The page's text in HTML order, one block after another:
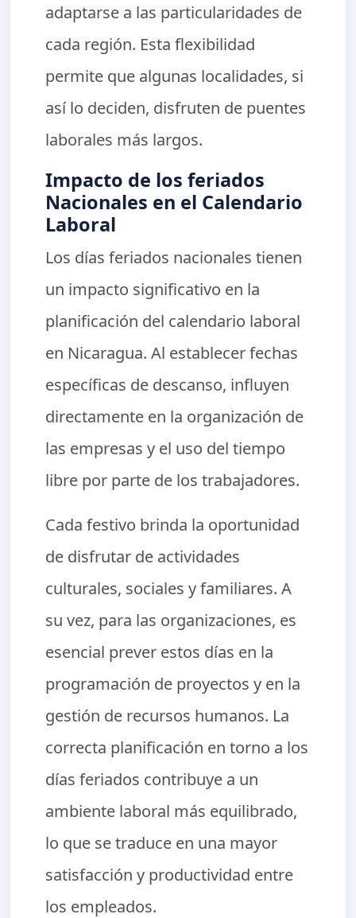
adaptarse a las particularidades de
cada región. Esta flexibilidad
permite que algunas localidades, si
así lo deciden, disfruten de puentes
laborales más largos.
Impacto de los feriados
Nacionales en el Calendario
Laboral
Los días feriados nacionales tienen
un impacto significativo en la
planificación del calendario laboral
en Nicaragua. Al establecer fechas
específicas de descanso, influyen
directamente en la organización de
las empresas y el uso del tiempo
libre por parte de los trabajadores.
Cada festivo brinda la oportunidad
de disfrutar de actividades
culturales, sociales y familiares. A
su vez, para las organizaciones, es
esencial prever estos días en la
programación de proyectos y en la
gestión de recursos humanos. La
correcta planificación en torno a los
días feriados contribuye a un
ambiente laboral más equilibrado,
lo que se traduce en una mayor
satisfacción y productividad entre
los empleados.